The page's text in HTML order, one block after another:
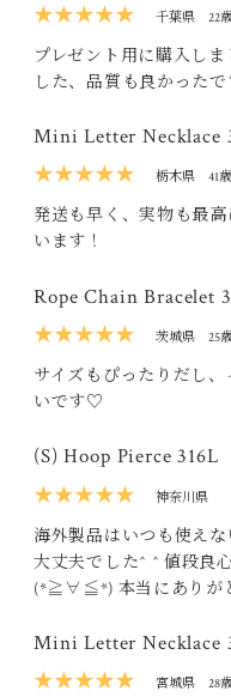
★★★★★
千葉県 22
プレゼント用に購入し
した、品質も良かったで
Mini Letter Necklace
★★★★★
栃木県 41歳
発送も早く、実物も最
います！
Rope Chain Bracelet
★★★★★
茨城県 25
サイズもぴったりだし
いです♡
(S) Hoop Pierce 316L
★★★★★
神奈川県
海外製品はいつも使え
大丈夫でした^ ^ 値段良
Mini Letter Necklace
★★★★★
宮城県 28